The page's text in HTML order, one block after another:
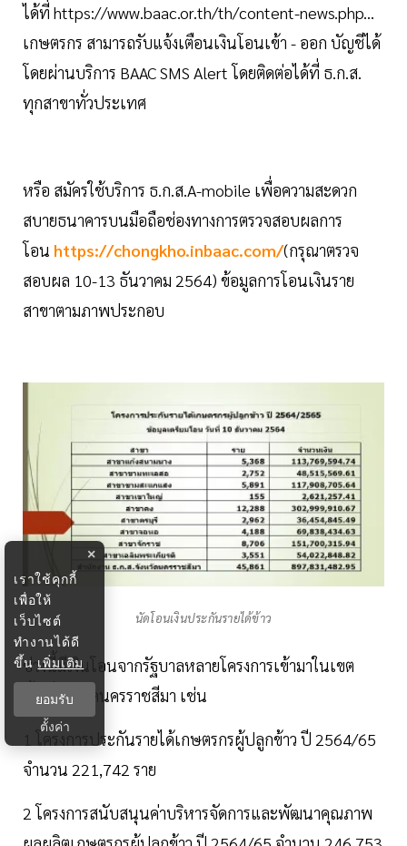
ได้ที่ https://www.baac.or.th/th/content-news.php...
เกษตรกร สามารถรับแจ้งเตือนเงินโอนเข้า - ออก บัญชีได้
โดยผ่านบริการ BAAC SMS Alert โดยติดต่อได้ที่ ธ.ก.ส.
ทุกสาขาทั่วประเทศ
หรือ สมัครใช้บริการ ธ.ก.ส.A-mobile เพื่อความสะดวก
สบายธนาคารบนมือถือช่องทางการตรวจสอบผลการ
โอน https://chongkho.inbaac.com/(กรุณาตรวจ
สอบผล 10-13 ธันวาคม 2564) ข้อมูลการโอนเงินราย
สาขาตามภาพประกอบ
นัดโอนเงินประกันรายได้ข้าว
ช่วงนี้มีเงินโอนจากรัฐบาลหลายโครงการเข้ามาในเขต
พื้นที่จังหวัดนครราชสีมา เช่น
1 โครงการประกันรายได้เกษตรกรผู้ปลูกข้าว ปี 2564/65
จำนวน 221,742 ราย
2 โครงการสนับสนุนค่าบริหารจัดการและพัฒนาคุณภาพ
×
เราใช้คุกกี้
เพื่อให้
เว็บไซต์
ทำงานได้ดี
ขึ้นเพิ่มเติม
ยอมรับ
ตั้งค่า